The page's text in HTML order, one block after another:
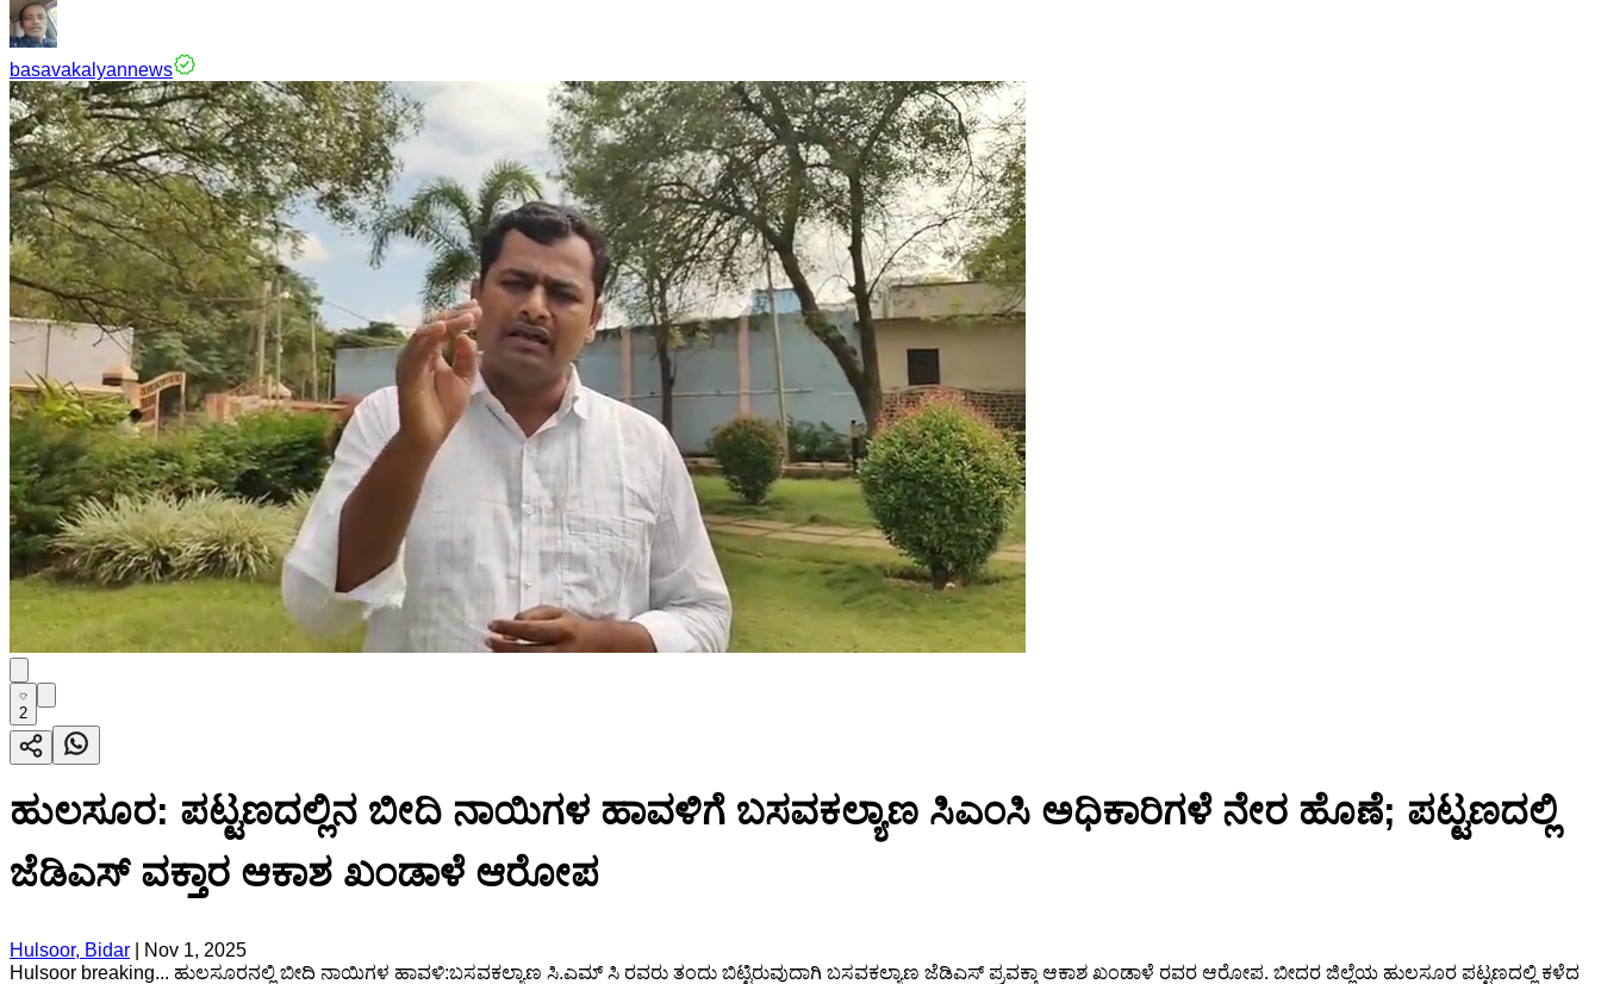
basavakalyannews
2
ಹುಲಸೂರ: ಪಟ್ಟಣದಲ್ಲಿನ ಬೀದಿ ನಾಯಿಗಳ ಹಾವಳಿಗೆ ಬಸವಕಲ್ಯಾಣ ಸಿಎಂಸಿ ಅಧಿಕಾರಿಗಳೆ‌ ನೇರ ಹೊಣೆ; ಪಟ್ಟಣದಲ್ಲಿ
ಜೆಡಿಎಸ್ ವಕ್ತಾರ ಆಕಾಶ ಖಂಡಾಳೆ ಆರೋಪ
Hulsoor, Bidar
Nov 1, 2025
Hulsoor breaking... ಹುಲಸೂರನಲ್ಲಿ ಬೀದಿ ನಾಯಿಗಳ ಹಾವಳಿ:ಬಸವಕಲ್ಯಾಣ ಸಿ.ಎಮ್ ಸಿ ರವರು ತಂದು ಬಿಟ್ಟಿರುವುದಾಗಿ ಬಸವಕಲ್ಯಾಣ ಜೆಡಿಎಸ್ ಪ್ರವಕ್ತಾ ಆಕಾಶ ಖಂಡಾಳೆ ರವರ ಆರೋಪ. ಬೀದರ ಜಿಲ್ಲೆಯ ಹುಲಸೂರ ಪಟ್ಟಣದಲ್ಲಿ ಕಳೆದ